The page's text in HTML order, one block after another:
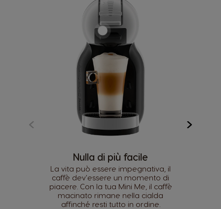
Nulla di più facile
La vita può essere impegnativa, il
caffè dev'essere un momento di
piacere. Con la tua Mini Me, il caffè
macinato rimane nella cialda
affinché resti tutto in ordine.